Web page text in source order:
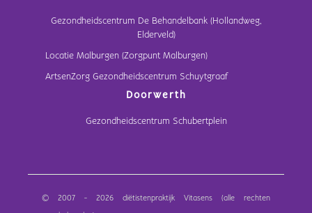
Gezondheidscentrum De Behandelbank (Hollandweg,
Elderveld)
Locatie Malburgen (Zorgpunt Malburgen)
ArtsenZorg Gezondheidscentrum Schuytgraaf
Doorwerth
Gezondheidscentrum Schubertplein
© 2007 - 2026 diëtistenpraktijk Vitasens (alle rechten